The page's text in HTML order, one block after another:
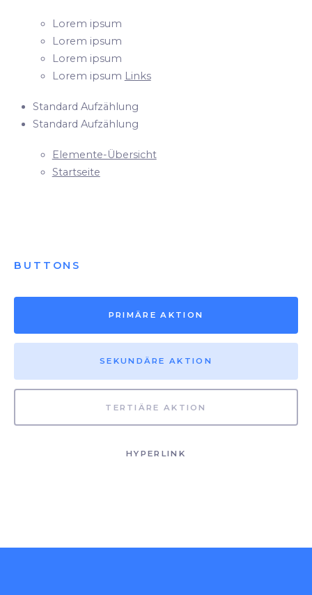
Lorem ipsum
Lorem ipsum
Lorem ipsum
Lorem ipsum Links
Standard Aufzählung
Standard Aufzählung
Elemente-Übersicht
Startseite
BUTTONS
PRIMÄRE AKTION
SEKUNDÄRE AKTION
TERTIÄRE AKTION
HYPERLINK